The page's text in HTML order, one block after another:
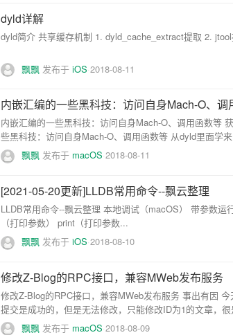
dyld详解
dyld简介 共享缓存机制 1. dyld_cache_extract提取 2.
飘飘 发布于 iOS 2018-08-11
内嵌汇编的一些黑科技：访问自身Mach-O、调
内嵌汇编的一些黑科技：访问自身Mach-O、调用函数等
些黑科技：访问自身Mach-O、调用函数等 从dyld里面学
飘飘 发布于 macOS 2018-08-11
[2021-05-20更新]LLDB常用命令--飘云整理
LLDB常用命令--飘云整理 本地调试（macOS） 带参数
（打印参数） print（打印参数...
飘飘 发布于 iOS 2018-08-10
修改Z-Blog的RPC接口，兼容MWeb发布服务
修改Z-Blog的RPC接口，兼容MWeb发布服务 事出有因
提交是成功的，但是无法修改，只能修改ID为1的文章，
飘飘 发布于 macOS 2018-08-09